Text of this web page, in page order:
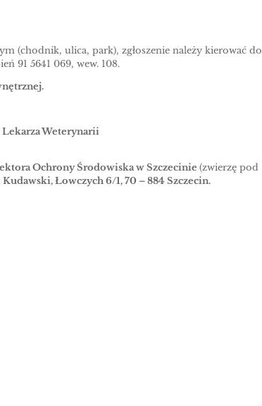
(chodnik, ulica, park), zgłoszenie należy kierować do
91 5641 069, wew. 108.
Weterynarii
Ochrony Środowiska w Szczecinie(zwierzę pod
Kudawski, Łowczych 6/1, 70 – 884 Szczecin.